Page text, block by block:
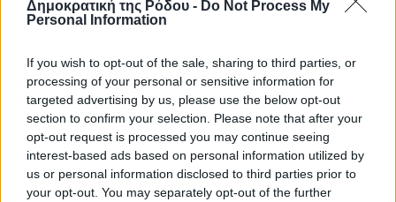
Δημοκρατική της Ρόδου - Do Not Process My
Personal Information
If you wish to opt-out of the sale, sharing to third parties, or
processing of your personal or sensitive information for
targeted advertising by us, please use the below opt-out
section to confirm your selection. Please note that after your
opt-out request is processed you may continue seeing
interest-based ads based on personal information utilized by
us or personal information disclosed to third parties prior to
your opt-out. You may separately opt-out of the further
o καιρός τώρα:
αίθριος καιρός
66%
10km/h
Δ
28°/29°
06:18
20:06